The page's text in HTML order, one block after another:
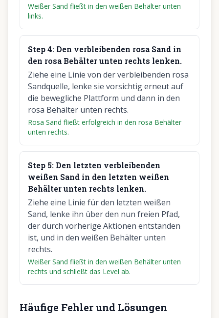
Weißer Sand fließt in den weißen Behälter unten
links.
Step4: Den verbleibenden rosa Sand in
den rosa Behälter unten rechts lenken.
Ziehe eine Linie von der verbleibenden rosa
Sandquelle, lenke sie vorsichtig erneut auf
die bewegliche Plattform und dann in den
rosa Behälter unten rechts.
Rosa Sand fließt erfolgreich in den rosa Behälter
unten rechts.
Step 5: Den letzten verbleibenden
weißen Sand in den letzten weißen
Behälter unten rechts lenken.
Ziehe eine Linie für den letzten weißen
Sand, lenke ihn über den nun freien Pfad,
der durch vorherige Aktionen entstanden
ist, und in den weißen Behälter unten
rechts.
Weißer Sand fließt in den weißen Behälter unten
rechts und schließt das Level ab.
Häufige Fehler und Lösungen